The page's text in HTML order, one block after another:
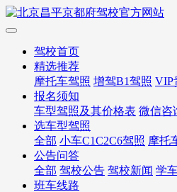
驾校首页
精选推荐
摩托车驾照 增驾B1驾照 VIP
报名须知
车型驾照及其价格表 微信咨
选车型驾照
全部 小车C1C2C6驾照 摩托
公告问答
全部 驾校公告 驾校新闻 学
班车线路